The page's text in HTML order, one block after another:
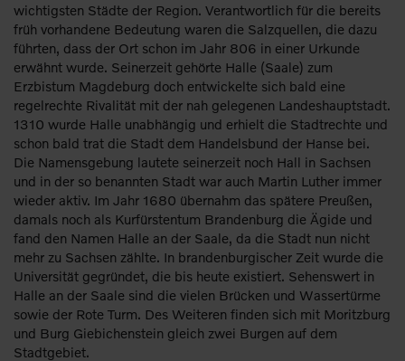
wichtigsten Städte der Region. Verantwortlich für die bereits
früh vorhandene Bedeutung waren die Salzquellen, die dazu
führten, dass der Ort schon im Jahr 806 in einer Urkunde
erwähnt wurde. Seinerzeit gehörte Halle (Saale) zum
Erzbistum Magdeburg doch entwickelte sich bald eine
regelrechte Rivalität mit der nah gelegenen Landeshauptstadt.
1310 wurde Halle unabhängig und erhielt die Stadtrechte und
schon bald trat die Stadt dem Handelsbund der Hanse bei.
Die Namensgebung lautete seinerzeit noch Hall in Sachsen
und in der so benannten Stadt war auch Martin Luther immer
wieder aktiv. Im Jahr 1680 übernahm das spätere Preußen,
damals noch als Kurfürstentum Brandenburg die Ägide und
fand den Namen Halle an der Saale, da die Stadt nun nicht
mehr zu Sachsen zählte. In brandenburgischer Zeit wurde die
Universität gegründet, die bis heute existiert. Sehenswert in
Halle an der Saale sind die vielen Brücken und Wassertürme
sowie der Rote Turm. Des Weiteren finden sich mit Moritzburg
und Burg Giebichenstein gleich zwei Burgen auf dem
Stadtgebiet.